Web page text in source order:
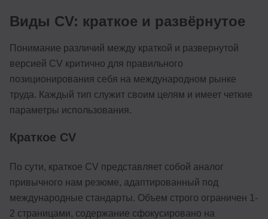
Виды CV: краткое и развёрнутое
Понимание различий между краткой и развернутой
версией CV критично для правильного
позиционирования себя на международном рынке
труда. Каждый тип служит своим целям и имеет четкие
параметры использования.
Краткое CV
По сути, краткое CV представляет собой аналог
привычного нам резюме, адаптированный под
международные стандарты. Объем строго ограничен 1-
2 страницами, содержание сфокусировано на